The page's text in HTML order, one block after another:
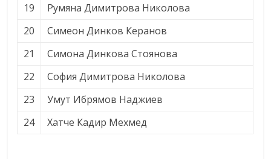
19
Румяна Димитрова Николова
20
Симеон Динков Керанов
21
Симона Динкова Стоянова
22
София Димитрова Николова
23
Умут Ибрямов Наджиев
24
Хатче Кадир Мехмед